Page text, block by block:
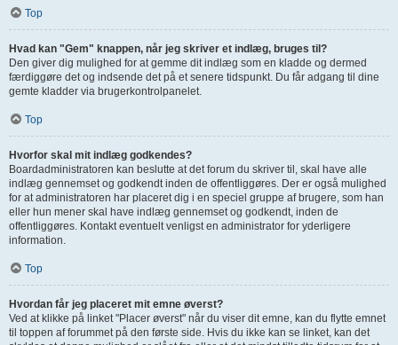
Top
Hvad kan "Gem" knappen, når jeg skriver et indlæg, bruges til?
Den giver dig mulighed for at gemme dit indlæg som en kladde og dermed
færdiggøre det og indsende det på et senere tidspunkt. Du får adgang til dine
gemte kladder via brugerkontrolpanelet.
Top
Hvorfor skal mit indlæg godkendes?
Boardadministratoren kan beslutte at det forum du skriver til, skal have alle
indlæg gennemset og godkendt inden de offentliggøres. Der er også mulighed
for at administratoren har placeret dig i en speciel gruppe af brugere, som han
eller hun mener skal have indlæg gennemset og godkendt, inden de
offentliggøres. Kontakt eventuelt venligst en administrator for yderligere
information.
Top
Hvordan får jeg placeret mit emne øverst?
Ved at klikke på linket "Placer øverst" når du viser dit emne, kan du flytte emnet
til toppen af forummet på den første side. Hvis du ikke kan se linket, kan det